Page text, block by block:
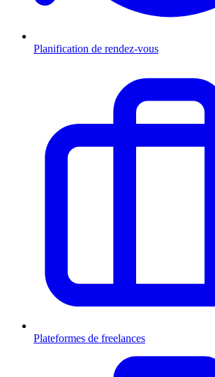
Planification de rendez-vous
Plateformes de freelances